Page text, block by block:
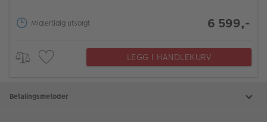
Midlertidig utsolgt 6 599,-
LEGG I HANDLEKURV
Betalingsmetoder